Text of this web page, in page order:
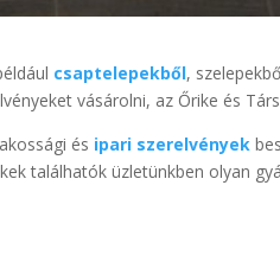
csaptelepekből,
vásárolni, az Őrike és
és ipari szerelvények
találhatók üzletünkben olyan